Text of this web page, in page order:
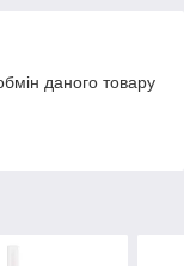
даного товару